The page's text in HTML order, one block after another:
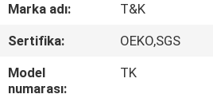
FABRIKA
TURU
Marka adı:
T&K
Sertifika:
OEKO,SGS
Model
numarası:
TK